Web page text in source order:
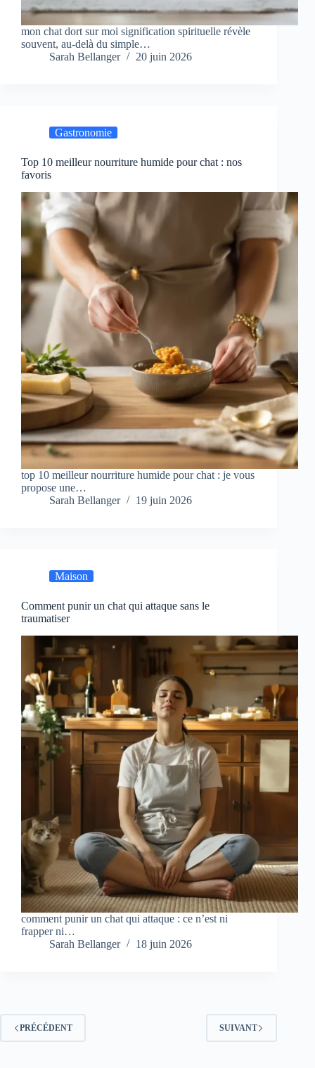
mon chat dort sur moi signification spirituelle révèle
souvent, au-delà du simple…
Sarah Bellanger
20 juin 2026
Gastronomie
Top 10 meilleur nourriture humide pour chat : nos
favoris
top 10 meilleur nourriture humide pour chat : je vous
propose une…
Sarah Bellanger
19 juin 2026
Maison
Comment punir un chat qui attaque sans le
traumatiser
comment punir un chat qui attaque : ce n’est ni
frapper ni…
Sarah Bellanger
18 juin 2026
PRÉCÉDENT SUIVANT